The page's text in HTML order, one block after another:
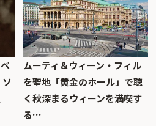
ムーティ＆ウィーン・フィル
を聖地「黄金のホール」で聴
く秋深まるウィーンを満喫す
る…